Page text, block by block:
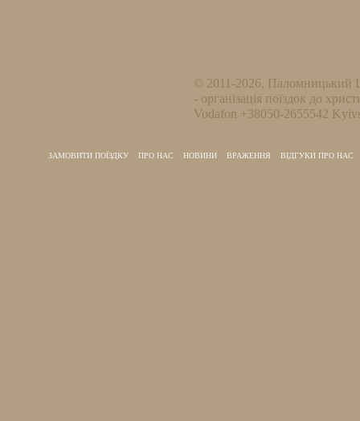
© 2011-2026, Паломницький
- організація поїздок до
Vodafon +38050-2655542
ЗАМОВИТИ ПОЇЗДКУ ПРО НАС НОВИНИ ВРАЖЕННЯ ВІДГУКИ ПРО НАС